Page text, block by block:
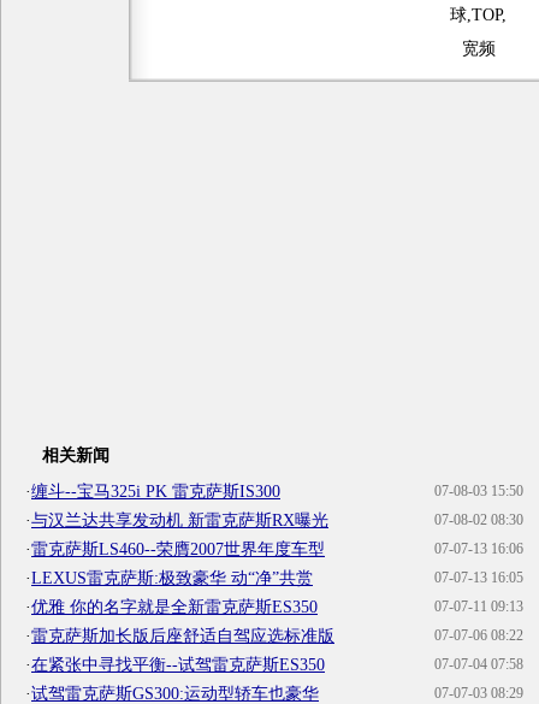
相关新闻
07-08-03 15:50
·缠斗--宝马325i PK 雷克萨斯IS300
07-08-02 08:30
·与汉兰达共享发动机 新雷克萨斯RX曝光
07-07-13 16:06
·雷克萨斯LS460--荣膺2007世界年度车型
07-07-13 16:05
·LEXUS雷克萨斯:极致豪华 动“净”共赏
07-07-11 09:13
·优雅 你的名字就是全新雷克萨斯ES350
07-07-06 08:22
·雷克萨斯加长版后座舒适自驾应选标准版
07-07-04 07:58
·在紧张中寻找平衡--试驾雷克萨斯ES350
07-07-03 08:29
·试驾雷克萨斯GS300:运动型轿车也豪华